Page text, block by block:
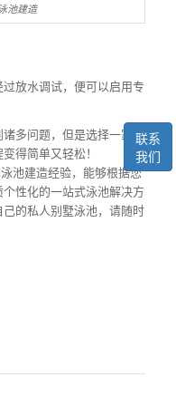
联系
我们
池建造
放水调试，便可以启用专
多问题，但是选择一家专
得简单又轻松！
池建造经验，能够根据您
性化的一站式泳池解决方
的私人别墅泳池，请随时